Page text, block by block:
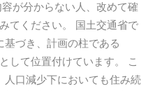
が分からない人、改めて確
てください。 国土交通省で
づき、計画の柱である
して位置付けています。 こ
口減少下においても住み続